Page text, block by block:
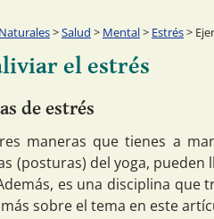
>Salud > Mental> Estrés>
el estrés
de estrés
maneras que tienes a
(posturas) del yoga, pueden
es una disciplina que
sobre el tema en este